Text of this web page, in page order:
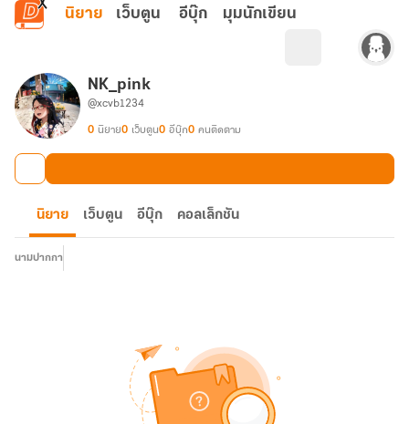
ข้ามไปยังเนื้อหาหลัก
นิยาย เว็บตูน อีบุ๊ก มุมนักเขียน
NK_pink
@xcvb1234
0 นิยาย0 เว็บตูน0 อีบุ๊ก0 คนติดตาม
นิยาย เว็บตูน อีบุ๊ก คอลเล็กชัน
นามปากกา